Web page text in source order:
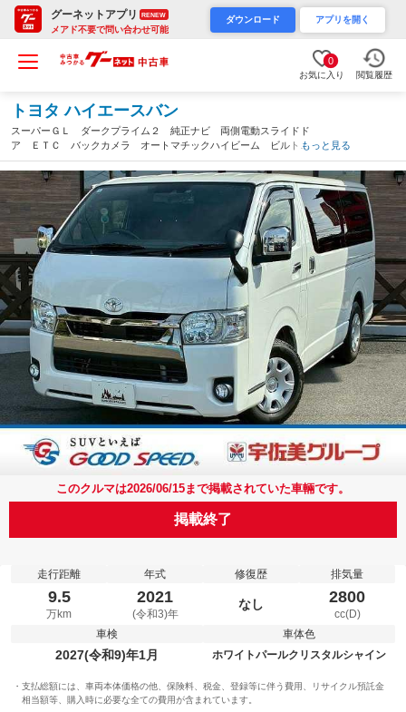
グーネットアプリ RENEW
メアド不要で問い合わせ可能
ダウンロード アプリを開く
0
お気に入り 閲覧履歴
トヨタ ハイエースバン
スーパーＧＬ ダークプライム２ 純正ナビ 両側電動スライドド
ア ＥＴＣ バックカメラ オートマチックハイビーム ビルトイ
ンＥＴＣ オートエアコン スマートキ― プッシュスタート Ｃ
Ｄ・ＤＶＤ再生 助手席エアバック フォグライト（愛知県）
もっと見る
このクルマは2026/06/15まで掲載されていた車輛です。
掲載終了
走行距離
9.5
万km
年式
2021
(令和3)年
修復歴
なし
排気量
2800
cc(D)
車検
2027(令和9)年1月
車体色
ホワイトパールクリスタルシャイン
支払総額には、車両本体価格の他、保険料、税金、登録等に伴う費用、リサイクル預託金
相当額等、購入時に必要な全ての費用が含まれています。